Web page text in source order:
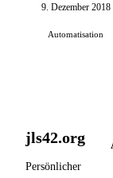
9. Dezember 2018
Automatisation
jls42.org
Persönlicher